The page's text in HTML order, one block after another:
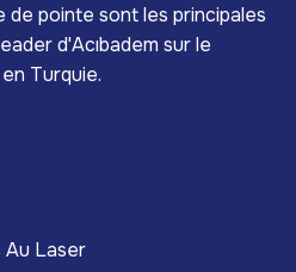
pointe sont les principales
d'Acıbadem sur le
Turquie.
Au Laser